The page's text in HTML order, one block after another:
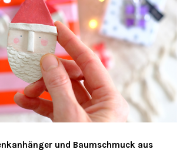
und Baumschmuck aus